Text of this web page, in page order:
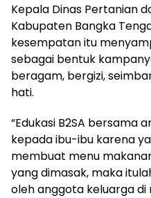
Kepala Dinas Pertanian
Kabupaten Bangka
kesempatan itu
sebagai bentuk
beragam, bergizi,
hati.
“Edukasi B2SA bersama
kepada ibu-ibu karena
membuat menu
yang dimasak, maka
oleh anggota keluarga di